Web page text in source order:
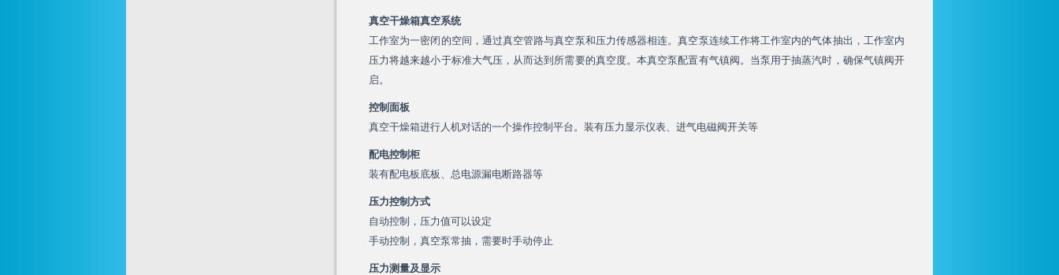
真空干燥箱真空系统
工作室为一密闭的空间，通过真空管路与真空泵和压力传感器相连。真空泵连续工作将工作室内的气体抽出，工作室内
压力将越来越小于标准大气压，从而达到所需要的真空度。本真空泵配置有气镇阀。当泵用于抽蒸汽时，确保气镇阀开
启。
控制面板
真空干燥箱进行人机对话的一个操作控制平台。装有压力显示仪表、进气电磁阀开关等
配电控制柜
装有配电板底板、总电源漏电断路器等
压力控制方式
自动控制，压力值可以设定
手动控制，真空泵常抽，需要时手动停止
压力测量及显示